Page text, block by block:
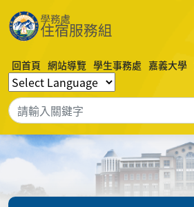
回首頁 網站導覽 學生事務處 嘉義大學